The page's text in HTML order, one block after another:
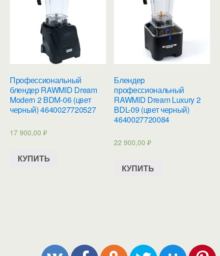
Профессиональный
блендер RAWMID Dream
Modern 2 BDM-06 (цвет
черный) 4640027720527
17 900,00 ₽
КУПИТЬ
Блендер
профессиональный
RAWMID Dream Luxury 2
BDL-09 (цвет черный)
4640027720084
22 900,00₽
КУПИТЬ